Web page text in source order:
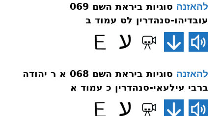
להאזנה
סוגיות ביראת השם 069
עובדיהו-סנהדרין לט עמוד ב
להאזנה
סוגיות ביראת השם 068 א ר יהודה
ברבי עילעאי-סנהדרין כ עמוד א